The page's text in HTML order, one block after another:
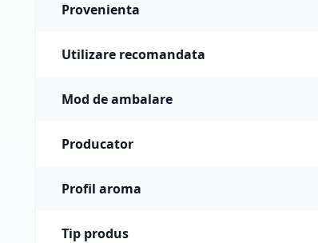
Provenienta
Utilizare recomandata
Mod de ambalare
Producator
Profil aroma
Tip produs